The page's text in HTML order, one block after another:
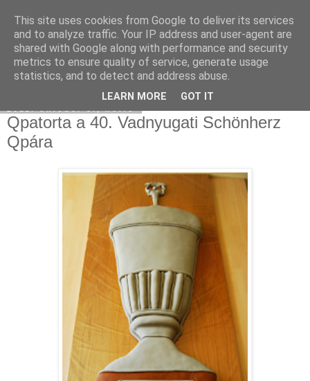
Moha Konyha
Qpatorta a 40. Vadnyugati Schönherz
Qpára
This site uses cookies from Google to deliver its services
and to analyze traffic. Your IP address and user-agent are
shared with Google along with performance and security
metrics to ensure quality of service, generate usage
statistics, and to detect and address abuse.
LEARN MORE GOT IT